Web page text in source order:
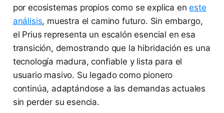
por ecosistemas propios como se explica eneste
análisis, muestra el camino futuro. Sin embargo,
el Prius representa un escalón esencial en esa
transición, demostrando que la hibridación es una
tecnología madura, confiable y lista para el
usuario masivo. Su legado como pionero
continúa, adaptándose a las demandas actuales
sin perder su esencia.